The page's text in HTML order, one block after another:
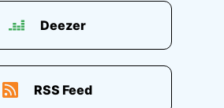
Deezer
RSS Feed